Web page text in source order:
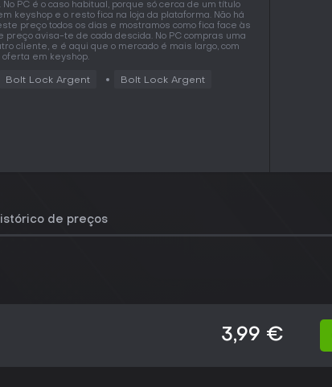
No PC é o caso habitual, porque só cerca de um título
keyshop e o resto fica na loja da plataforma. Não há
preço todos os dias e mostramos como fica face às
avisa-te de cada descida. No PC compras uma
cliente, e é aqui que o mercado é mais largo, com
oferta em keyshop.
Bolt Lock Argent Bolt Lock Argent
de preços
3,99 €